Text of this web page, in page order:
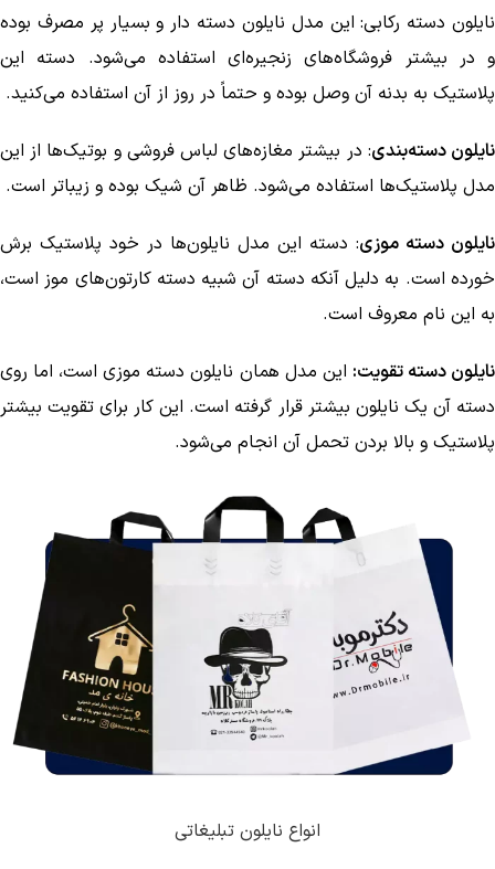
نایلون دسته رکابی: این مدل نایلون دسته دار و بسیار پر مصرف بوده
و در بیشتر فروشگاه‌های زنجیره‌ای استفاده می‌شود. دسته این
پلاستیک به بدنه آن وصل بوده و حتماً در روز از آن استفاده می‌کنید.
نایلون دسته‌بندی: در بیشتر مغازه‌های لباس فروشی و بوتیک‌ها از این
مدل پلاستیک‌ها استفاده می‌شود. ظاهر آن شیک بوده و زیباتر است.
نایلون دسته موزی: دسته این مدل نایلون‌ها در خود پلاستیک برش
خورده است. به دلیل آنکه دسته آن شبیه دسته کارتون‌های موز است،
به این نام معروف است.
نایلون دسته تقویت: این مدل همان نایلون دسته موزی است، اما روی
دسته آن یک نایلون بیشتر قرار گرفته است. این کار برای تقویت بیشتر
پلاستیک و بالا بردن تحمل آن انجام می‌شود.
انواع نایلون تبلیغاتی